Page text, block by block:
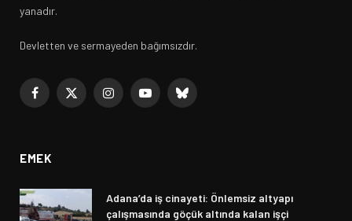
yanadır.
Devletten ve sermayeden bağımsızdır.
Facebook
X
InstagramYouTubeBluesky
EMEK
Adana’da iş cinayeti: Önlemsiz altyapı
çalışmasında göçük altında kalan işçi